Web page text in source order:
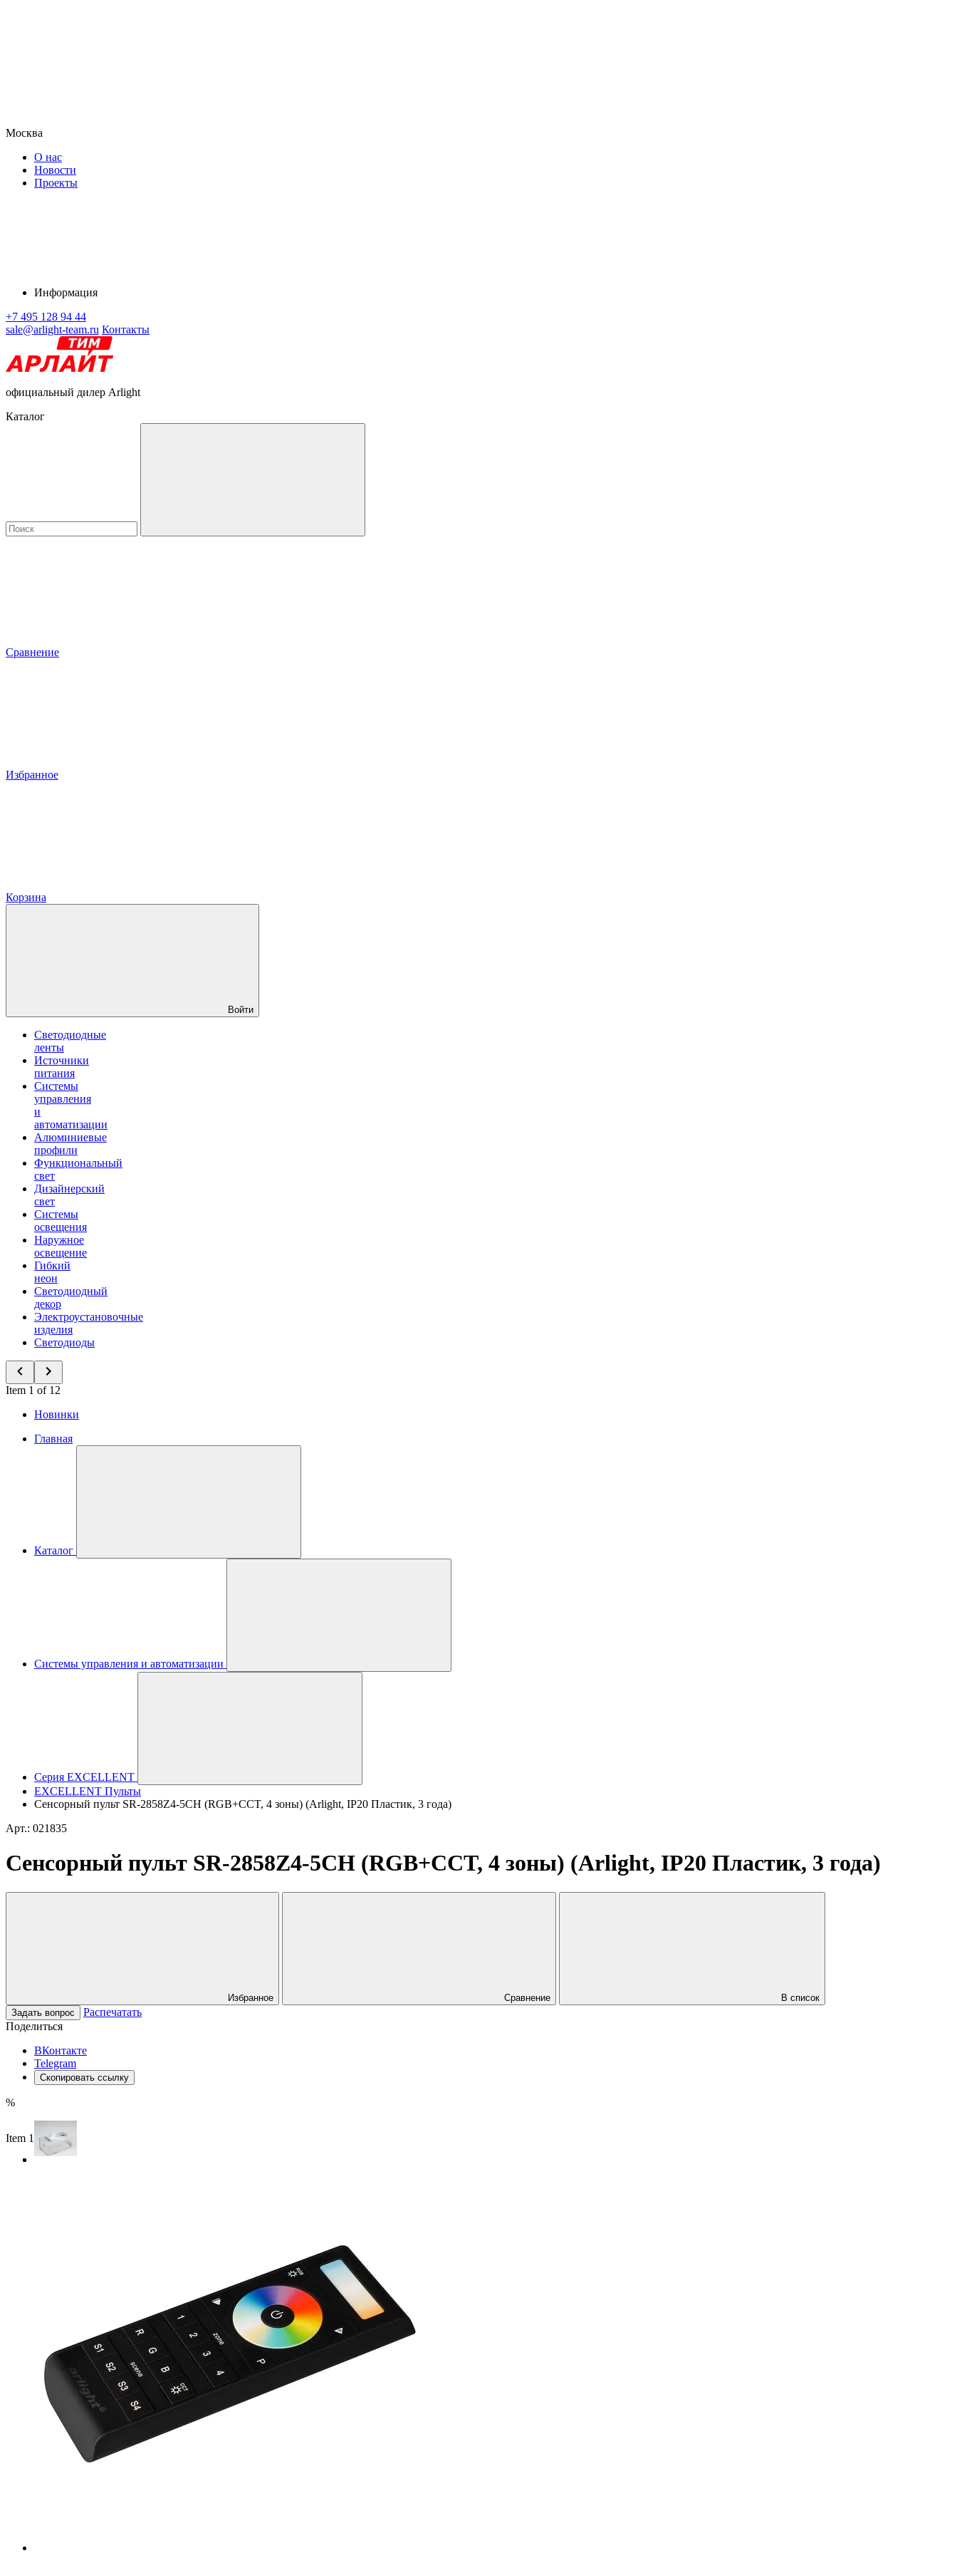
Москва
О нас
Новости
Проекты
Информация
+7 495 128 94 44
sale@arlight-team.ru Контакты
официальный дилер Arlight
Каталог
Сравнение
Избранное
Корзина
Войти
Светодиодные
ленты
Источники
питания
Системы
управления
и
автоматизации
Алюминиевые
профили
Функциональный
свет
Дизайнерский
свет
Системы
освещения
Наружное
освещение
Гибкий
неон
Светодиодный
декор
Электроустановочные
изделия
Светодиоды
Item 1 of 12
Новинки
Главная
Каталог
Системы управления и автоматизации
Серия EXCELLENT
EXCELLENT Пульты
Сенсорный пульт SR-2858Z4-5CH (RGB+CCT, 4 зоны) (Arlight, IP20 Пластик, 3 года)
Арт.: 021835
Сенсорный пульт SR-2858Z4-5CH (RGB+CCT, 4 зоны) (Arlight, IP20 Пластик, 3 года)
Избранное Сравнение
В список
Задать вопрос
Распечатать
Поделиться
ВКонтакте
Telegram
Скопировать ссылку
%
Item 1 of 3